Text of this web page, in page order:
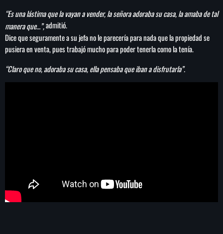
“Es una lástima que la vayan a vender, la señora adoraba su casa, la amaba de tal
manera que…”,admitió.
Dice que seguramente a su jefa no le parecería para nada que la propiedad se
pusiera en venta, pues trabajó mucho para poder tenerla como la tenía.
“Claro que no, adoraba su casa, ella pensaba que iban a disfrutarla”.